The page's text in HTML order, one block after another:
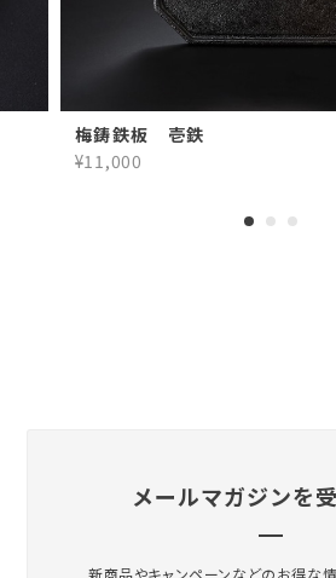
梅鋳鉄板 壱鉄
¥11,000
メールマガジンを
新商品やキャンペーンなどのお得な